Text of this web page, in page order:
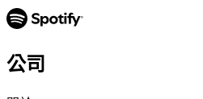
公司